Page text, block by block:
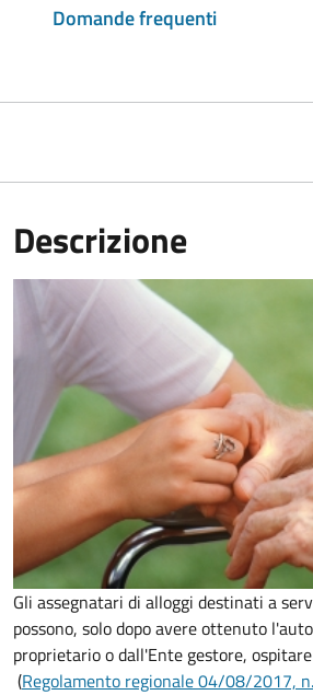
Domande frequenti
Descrizione
Gli assegnatari di alloggi destinati a
possono, solo dopo avere ottenuto
proprietario o dall'Ente gestore,
(Regolamento regionale 04/08/2017,